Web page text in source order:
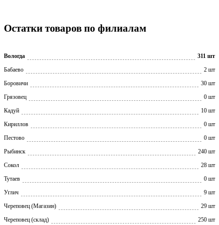
Остатки товаров по филиалам
Вологда
311 шт
Бабаево
2 шт
Боровичи
30 шт
Грязовец
0 шт
Кадуй
10 шт
Кириллов
0 шт
Пестово
0 шт
Рыбинск
240 шт
Сокол
28 шт
Тутаев
0 шт
Углич
9 шт
Череповец (Магазин)
29 шт
Череповец (склад)
250 шт